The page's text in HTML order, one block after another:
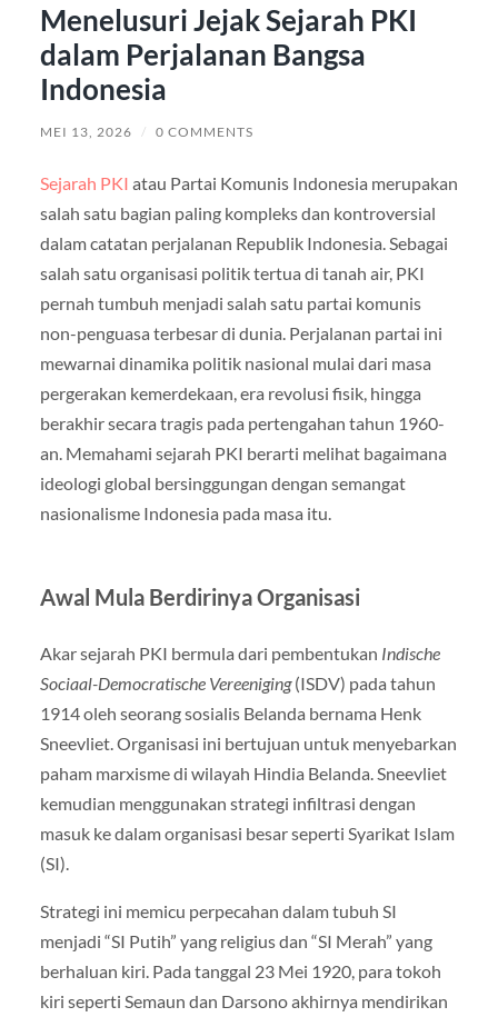
Menelusuri Jejak Sejarah PKI
dalam Perjalanan Bangsa
Indonesia
MEI 13, 2026 / 0 COMMENTS
Sejarah PKI atau Partai Komunis Indonesia merupakan
salah satu bagian paling kompleks dan kontroversial
dalam catatan perjalanan Republik Indonesia. Sebagai
salah satu organisasi politik tertua di tanah air, PKI
pernah tumbuh menjadi salah satu partai komunis
non-penguasa terbesar di dunia. Perjalanan partai ini
mewarnai dinamika politik nasional mulai dari masa
pergerakan kemerdekaan, era revolusi fisik, hingga
berakhir secara tragis pada pertengahan tahun 1960-
an. Memahami sejarah PKI berarti melihat bagaimana
ideologi global bersinggungan dengan semangat
nasionalisme Indonesia pada masa itu.
Awal Mula Berdirinya Organisasi
Akar sejarah PKI bermula dari pembentukan Indische
Sociaal-Democratische Vereeniging(ISDV) pada tahun
1914 oleh seorang sosialis Belanda bernama Henk
Sneevliet. Organisasi ini bertujuan untuk menyebarkan
paham marxisme di wilayah Hindia Belanda. Sneevliet
kemudian menggunakan strategi infiltrasi dengan
masuk ke dalam organisasi besar seperti Syarikat Islam
(SI).
Strategi ini memicu perpecahan dalam tubuh SI
menjadi “SI Putih” yang religius dan “SI Merah” yang
berhaluan kiri. Pada tanggal 23 Mei 1920, para tokoh
kiri seperti Semaun dan Darsono akhirnya mendirikan